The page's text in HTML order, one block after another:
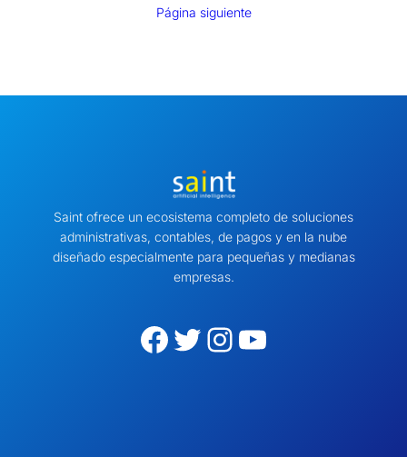
Página siguiente
Saint ofrece un ecosistema completo de soluciones
administrativas, contables, de pagos y en la nube
diseñado especialmente para pequeñas y medianas
empresas.
Facebook Twitter Instagram YouTube